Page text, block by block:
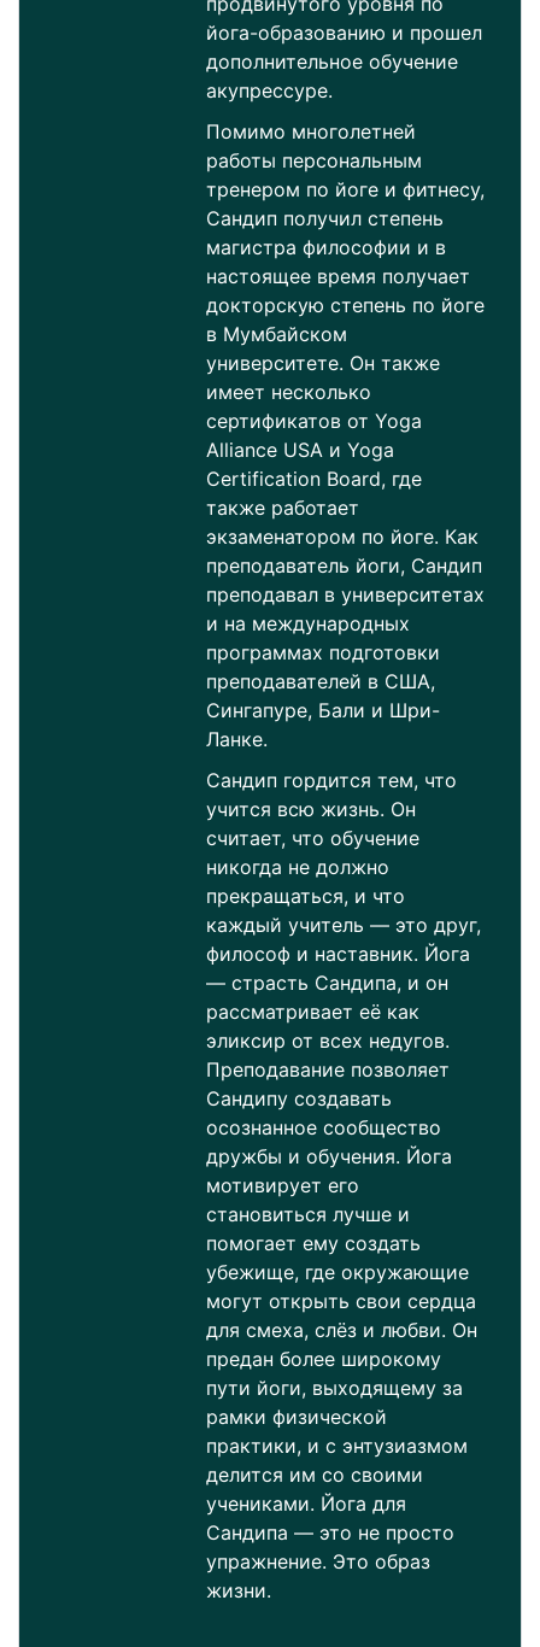
йога-образованию и прошел
дополнительное обучение
акупрессуре.
Помимо многолетней
работы персональным
тренером по йоге и фитнесу,
Сандип получил степень
магистра философии и в
настоящее время получает
докторскую степень по йоге
в Мумбайском
университете. Он также
имеет несколько
сертификатов от Yoga
Alliance USA и Yoga
Certification Board, где
также работает
экзаменатором по йоге. Как
преподаватель йоги, Сандип
преподавал в университетах
и ​​на международных
программах подготовки
преподавателей в США,
Сингапуре, Бали и Шри-
Ланке.
Сандип гордится тем, что
учится всю жизнь. Он
считает, что обучение
никогда не должно
прекращаться, и что
каждый учитель — это друг,
философ и наставник. Йога
— страсть Сандипа, и он
рассматривает её как
эликсир от всех недугов.
Преподавание позволяет
Сандипу создавать
осознанное сообщество
дружбы и обучения. Йога
мотивирует его
становиться лучше и
помогает ему создать
убежище, где окружающие
могут открыть свои сердца
для смеха, слёз и любви. Он
предан более широкому
пути йоги, выходящему за
рамки физической
практики, и с энтузиазмом
делится им со своими
учениками. Йога для
Сандипа — это не просто
упражнение. Это образ
жизни.